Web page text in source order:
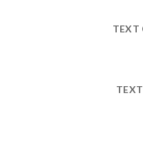
TEXT